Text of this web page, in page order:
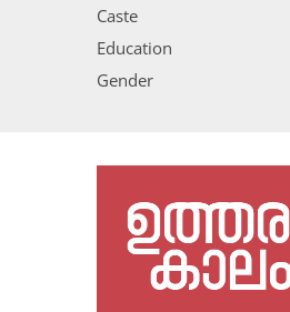
Caste
Education
Gender